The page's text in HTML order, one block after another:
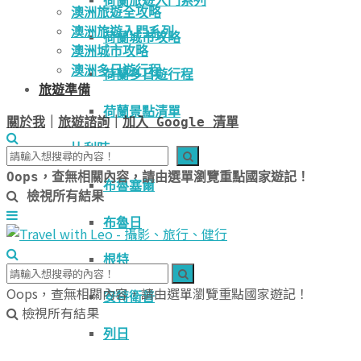
荷蘭城市攻略
荷蘭多日遊行程
荷蘭景點清單
比利時
布魯塞爾
布魯日
根特
安特衛普
列日
澳洲旅遊全攻略
澳洲旅遊入門系列
澳洲城市攻略
澳洲多日遊行程
旅遊準備
關於我 旅遊諮詢｜加入 Google 清單
Oops，查無相關內容，請由選單瀏覽重點國家遊記！
檢視所有結果
Oops，查無相關內容，請由選單瀏覽重點國家遊記！
檢視所有結果